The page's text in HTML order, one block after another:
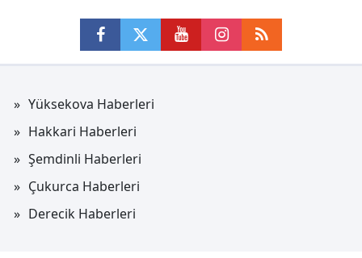
Yüksekova Haberleri
Hakkari Haberleri
Şemdinli Haberleri
Çukurca Haberleri
Derecik Haberleri